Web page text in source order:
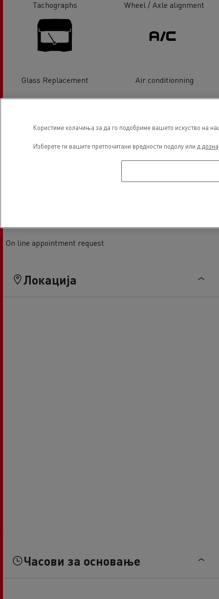
Tachographs Wheel / Axle alignment
Glass Replacement Air conditionning
On line appointment request
Локација
Часови за основање
Користиме колачиња за да го подобриме вашето искуство на
Изберете ги вашите претпочитани вредности подолу или д